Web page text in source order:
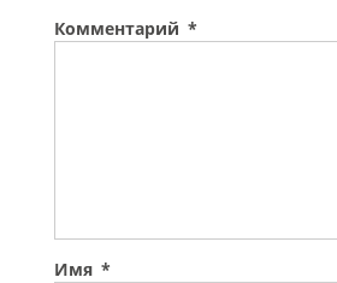
Комментарий *
Имя *